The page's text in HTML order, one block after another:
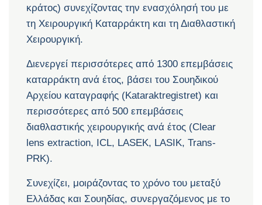
κράτος) συνεχίζοντας την ενασχόλησή του με
τη Χειρουργική Καταρράκτη και τη Διαθλαστική
Χειρουργική.
Διενεργεί περισσότερες από 1300 επεμβάσεις
καταρράκτη ανά έτος, βάσει του Σουηδικού
Αρχείου καταγραφής (Kataraktregistret) και
περισσότερες από 500 επεμβάσεις
διαθλαστικής χειρουργικής ανά έτος (Clear
lens extraction, ICL, LASEK, LASIK, Trans-
PRK).
Συνεχίζει, μοιράζοντας το χρόνο του μεταξύ
Ελλάδας και Σουηδίας, συνεργαζόμενος με το